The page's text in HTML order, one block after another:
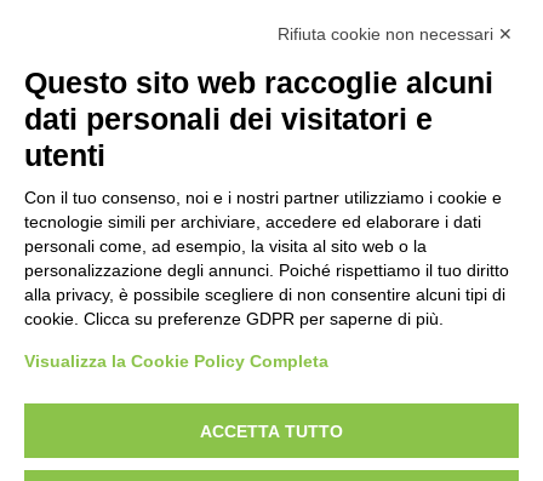
Amministrazione TrasparenteAlbo OnlineInvia una MAD
Privacy PolicyGDPRDichiarazione di accessibilità
Obiettivi di accessibilità
Seguici su:
Istituto Comprensivo Pino Torinese
via Molina, 21 - 10025 Pino Torinese (TO)
Telefono: +39 0118117260 - Email: toic85500g@istruzione.it -
PEC: toic85500g@pec.istruzione.it
Codice meccanografico: TOIC85500G - C.F. 90018790015 - Codice univoco
uffico: UFPTCJ
Concept & Design by Designers Italia
Rifiuta cookie non necessari ✕
Questo sito web raccoglie alcuni
dati personali dei visitatori e
utenti
Con il tuo consenso, noi e i nostri partner utilizziamo i cookie e
tecnologie simili per archiviare, accedere ed elaborare i dati
personali come, ad esempio, la visita al sito web o la
personalizzazione degli annunci. Poiché rispettiamo il tuo diritto
alla privacy, è possibile scegliere di non consentire alcuni tipi di
cookie. Clicca su preferenze GDPR per saperne di più.
Visualizza la Cookie Policy Completa
ACCETTA TUTTO